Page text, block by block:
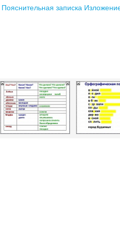
Пояснительная записка